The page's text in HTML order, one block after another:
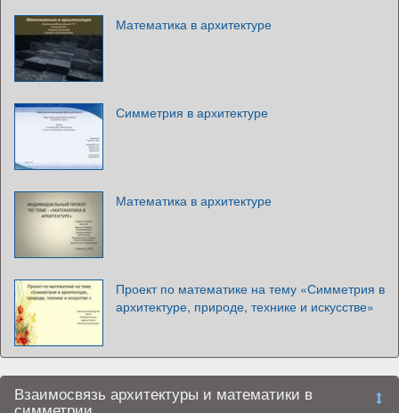
Математика в архитектуре
Симметрия в архитектуре
Математика в архитектуре
Проект по математике на тему «Симметрия в
архитектуре, природе, технике и искусстве»
Взаимосвязь архитектуры и математики в